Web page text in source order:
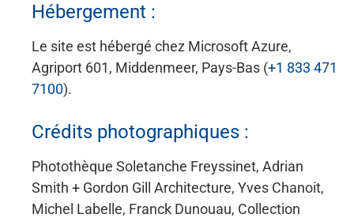
Hébergement :
Le site est hébergé chez Microsoft Azure,
Agriport 601, Middenmeer, Pays-Bas (+1 833 471
7100).
Crédits photographiques :
Photothèque Soletanche Freyssinet, Adrian
Smith + Gordon Gill Architecture, Yves Chanoit,
Michel Labelle, Franck Dunouau, Collection